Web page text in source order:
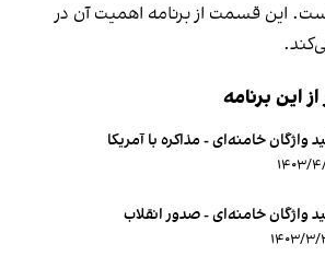
این قسمت از برنامه اهمیت آن در
این برنامه
واژگان خامنه‌ای - مذاکره با آمریکا
۴/۴
واژگان خامنه‌ای - صدور انقلاب
۳/۲۸